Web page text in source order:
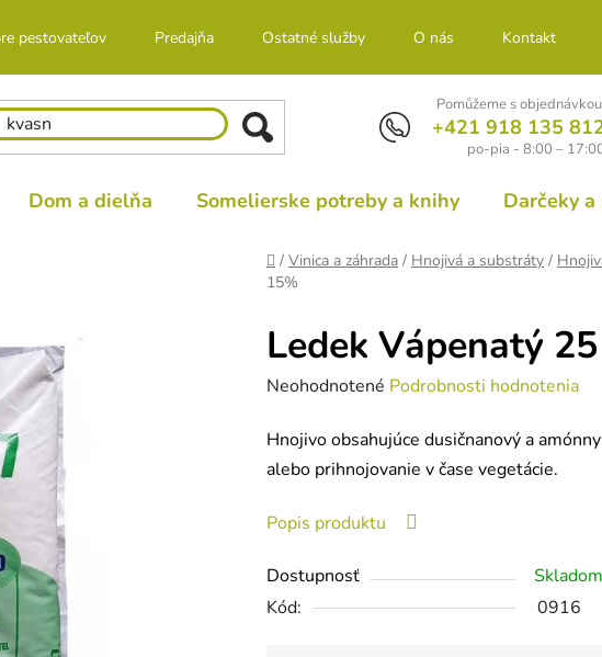
pestovateľov Predajňa Ostatné služby O nás Kontakt
Pomůžeme s
+421 918 135
po-pia - 8:00 –
Dom a dielňa Somelierske potreby a knihy Darčeky
Domov
/ Vinica a záhrada / Hnojivá a substráty /
15%
Ledek Vápenatý
Priemerné
produktu
je
z
5
hviezdičiek.
Neohodnotené Podrobnosti hodnotenia
Hnojivo obsahujúce dusičnanový a
alebo prihnojovanie v čase vegetácie.
Popis produktu
Dostupnosť Skladom
Kód:
0916